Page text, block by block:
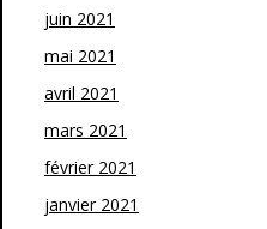
juin 2021
mai 2021
avril 2021
mars 2021
février 2021
janvier 2021